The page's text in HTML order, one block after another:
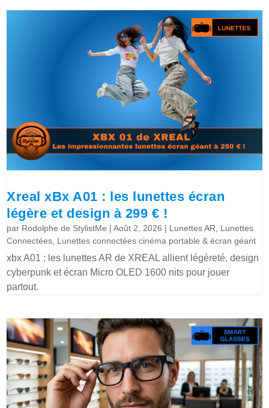
Xreal xBx A01 : les lunettes écran
légère et design à 299 € !
par Rodolphe de StylistMe |Août 2, 2026 | Lunettes AR, Lunettes
Connectées, Lunettes connectées cinéma portable & écran géant
xbx A01 : les lunettes AR de XREAL allient légèreté, design
cyberpunk et écran Micro OLED 1600 nits pour jouer
partout.